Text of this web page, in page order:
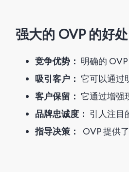
强大的 OVP 的好处
竞争优势： 明确的
吸引客户： 它可以通过
客户保留： 它通过增强
品牌忠诚度： 引人注目
指导决策：
OVP 提供